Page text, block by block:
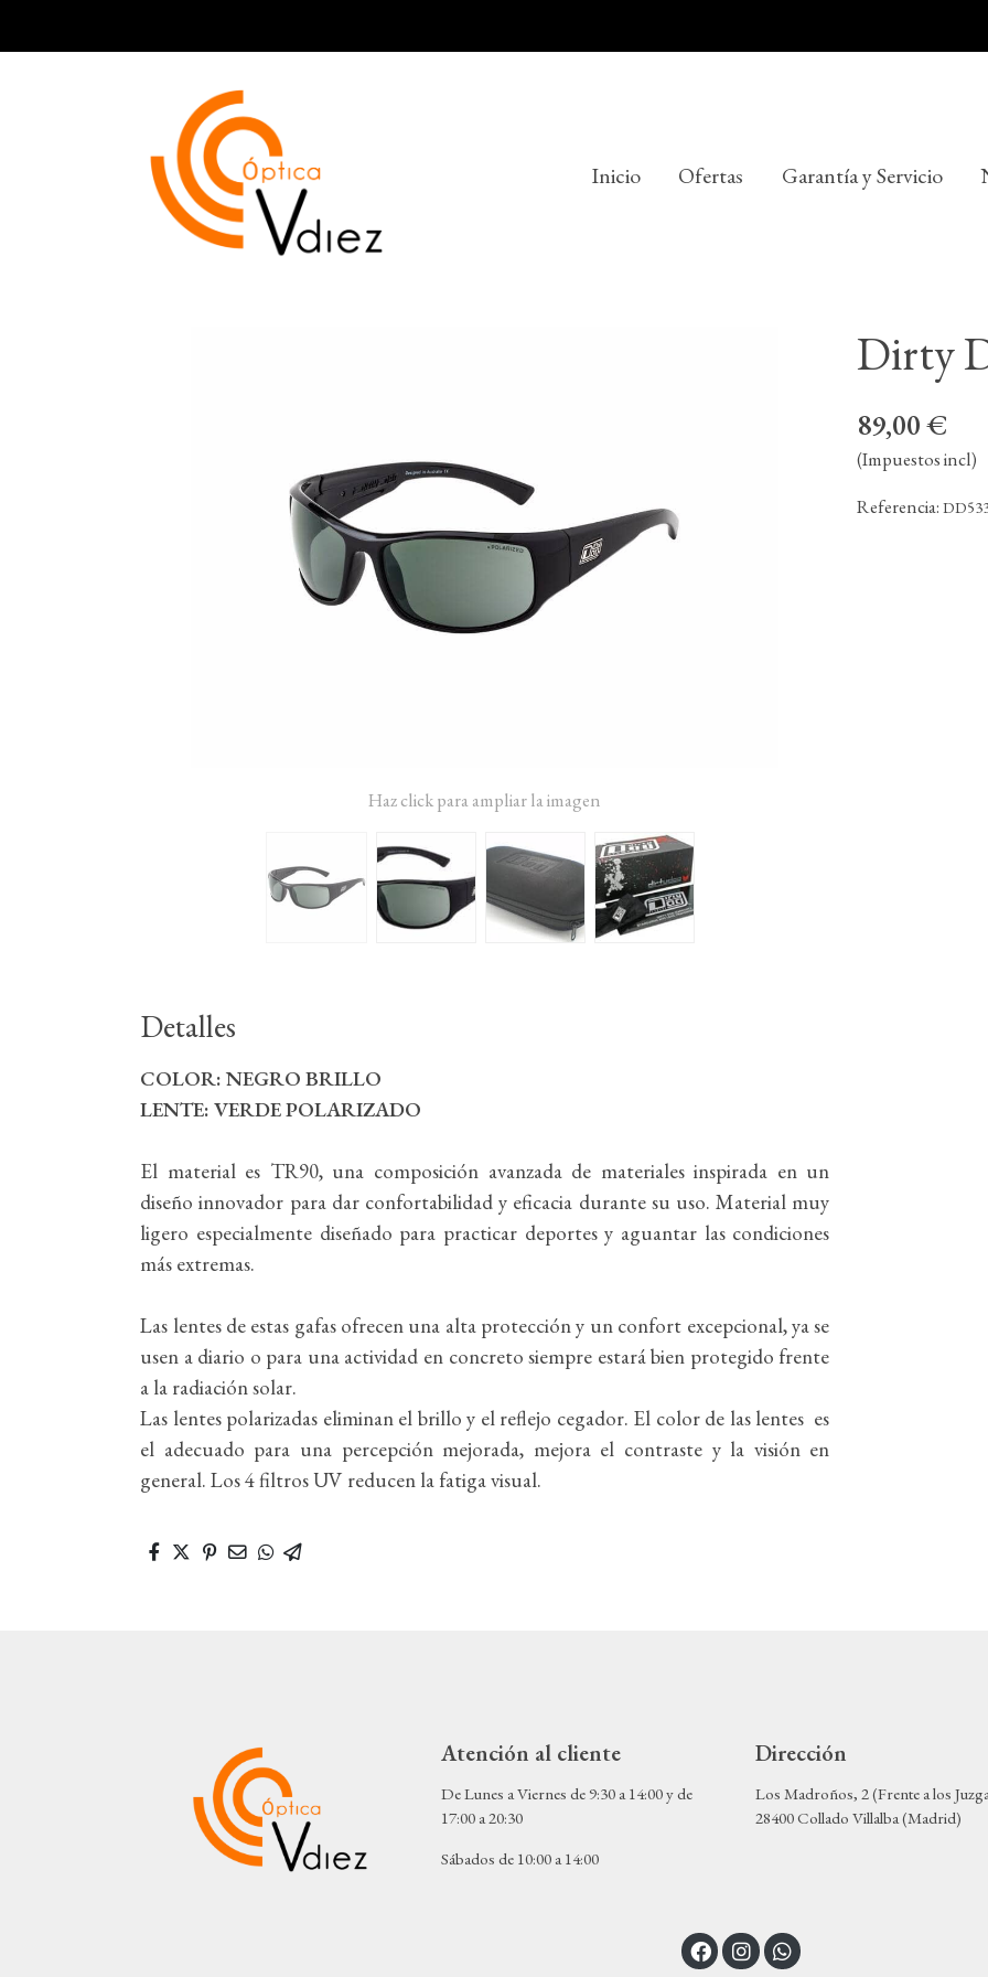
Inicio Ofertas Garantía y Servicio
Dirty Dog Muzzle
Haz click para ampliar la imagen
Detalles
COLOR: NEGRO BRILLO
LENTE: VERDE POLARIZADO
El material es TR90, una composición avanzada de materiales inspirada en un
diseño innovador para dar confortabilidad y eficacia durante su uso. Material muy
ligero especialmente diseñado para practicar deportes y aguantar las condiciones
más extremas.
Las lentes de estas gafas ofrecen una alta protección y un confort excepcional, ya se
usen a diario o para una actividad en concreto siempre estará bien protegido frente
a la radiación solar.
Las lentes polarizadas eliminan el brillo y el reflejo cegador. El color de las lentes es
el adecuado para una percepción mejorada, mejora el contraste y la visión en
general. Los 4 filtros UV reducen la fatiga visual.
Dirty
89,00 €
(Impuestos incl)
Referencia:
Atención al cliente
De Lunes a Viernes de 9:30 a 14:00 y de
17:00 a 20:30
Sábados de 10:00 a 14:00
Dirección
Los Madroños, 2 (Frente a los
28400 Collado Villalba (Madrid)